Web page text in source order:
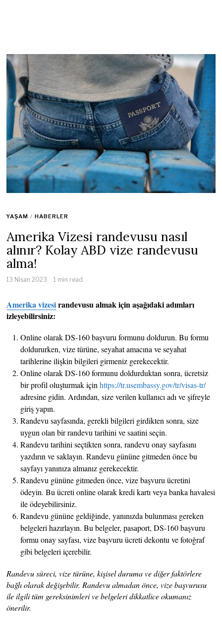
YAŞAM / HABERLER
Amerika Vizesi randevusu nasıl
alınır? Kolay ABD vize randevusu
alma!
13 Nisan 2023 1 min read
Amerika vizesirandevusu almak için aşağıdaki adımları
izleyebilirsiniz:
Online olarak DS-160 başvuru formunu doldurun. Bu formu
doldururken, vize türüne, seyahat amacına ve seyahat
tarihlerine ilişkin bilgileri girmeniz gerekecektir.
Online olarak DS-160 formunu doldurduktan sonra, ücretsiz
bir profil oluşturmak içinhttps://tr.usembassy.gov/tr/visas-tr/
adresine gidin. Ardından, size verilen kullanıcı adı ve şifreyle
giriş yapın.
Randevu sayfasında, gerekli bilgileri girdikten sonra, size
uygun olan bir randevu tarihini ve saatini seçin.
Randevu tarihini seçtikten sonra, randevu onay sayfasını
yazdırın ve saklayın. Randevu gününe gitmeden önce bu
sayfayı yanınıza almanız gerekecektir.
Randevu gününe gitmeden önce, vize başvuru ücretini
ödeyin. Bu ücreti online olarak kredi kartı veya banka havalesi
ile ödeyebilirsiniz.
Randevu gününe geldiğinde, yanınızda bulunması gereken
belgeleri hazırlayın. Bu belgeler, pasaport, DS-160 başvuru
formu onay sayfası, vize başvuru ücreti dekontu ve fotoğraf
gibi belgeleri içerebilir.
Randevu süreci, vize türüne, kişisel duruma ve diğer faktörlere
bağlı olarak değişebilir. Randevu almadan önce, vize başvurusu
ile ilgili tüm gereksinimleri ve belgeleri dikkatlice okumanız
önerilir.